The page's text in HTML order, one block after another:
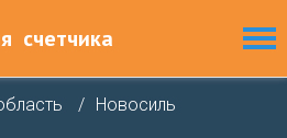
счетчика
Новосиль